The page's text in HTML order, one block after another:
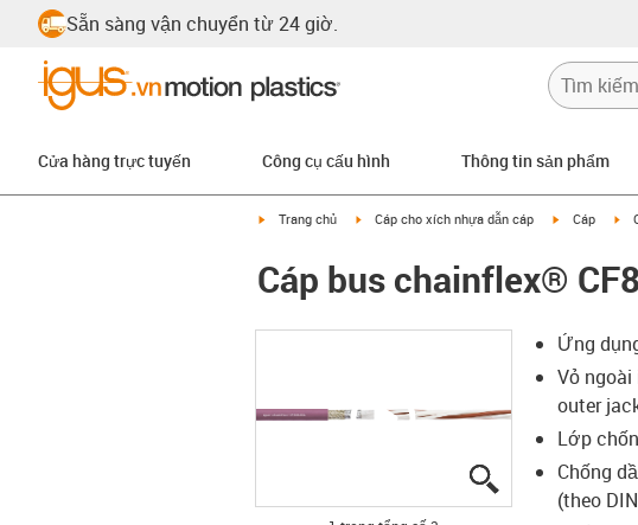
Sẵn sàng vận chuyển từ 24 giờ.
Cửa hàng trực tuyến Công cụ cấu hình Thông tin sản phẩm
igus-icon-arrow-right
Trang chủ igus-icon-arrow-right
Cáp cho xích nhựa dẫn cáp igus-icon-
Cáp
Cáp bus chainflex®
igus-icon-lupe
igus-icon-lupe
igus-icon-lupe
Ứng
Vỏ ngoài
outer
Lớp
Chống
(theo